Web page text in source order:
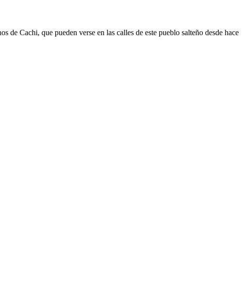
Cachi, que pueden verse en las calles de este pueblo salteño desde hace